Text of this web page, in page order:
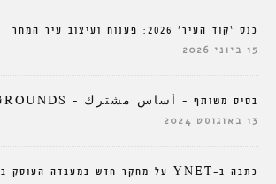
כנס ‘קוד העיר’ 2026: פענוח ועיצוב עיר המחר
15 ביוני 2026
בסיס משותף – أساس مشترك – COMMON GROUNDS
13 באוגוסט 2024
כתבה ב-YNET על מחקר חדש במעבדה העוסק בהצללה בעיר